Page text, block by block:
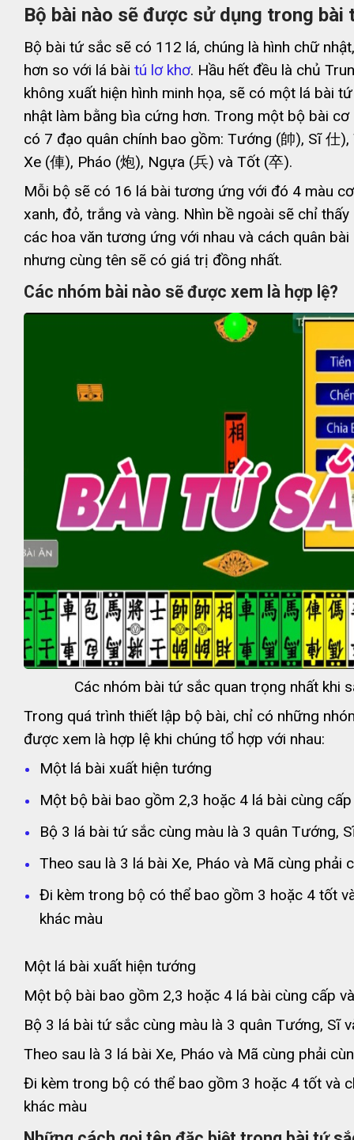
Bộ bài nào sẽ được sử dụng trong bài
Bộ bài tứ sắc sẽ có 112 lá, chúng là hình chữ
hơn so với lá bài tú lơ khơ. Hầu hết đều là chủ
không xuất hiện hình minh họa, sẽ có một lá bài
nhật làm bằng bìa cứng hơn. Trong một bộ bài cơ
có 7 đạo quân chính bao gồm: Tướng (帥), Sĩ 仕
Xe (俥), Pháo (炮), Ngựa (兵) và Tốt (卒).
Mỗi bộ sẽ có 16 lá bài tương ứng với đó 4 màu
xanh, đỏ, trắng và vàng. Nhìn bề ngoài sẽ chỉ
các hoa văn tương ứng với nhau và cách quân bài
nhưng cùng tên sẽ có giá trị đồng nhất.
Các nhóm bài nào sẽ được xem là hợp lệ?
Các nhóm bài tứ sắc quan trọng nhất khi
Trong quá trình thiết lập bộ bài, chỉ có những
được xem là hợp lệ khi chúng tổ hợp với nhau:
Một lá bài xuất hiện tướng
Một bộ bài bao gồm 2,3 hoặc 4 lá bài cùng
Bộ 3 lá bài tứ sắc cùng màu là 3 quân Tướng,
Theo sau là 3 lá bài Xe, Pháo và Mã cùng phải
Đi kèm trong bộ có thể bao gồm 3 hoặc 4 tốt
khác màu
Một lá bài xuất hiện tướng
Một bộ bài bao gồm 2,3 hoặc 4 lá bài cùng cấp
Bộ 3 lá bài tứ sắc cùng màu là 3 quân Tướng, Sĩ
Theo sau là 3 lá bài Xe, Pháo và Mã cùng phải
Đi kèm trong bộ có thể bao gồm 3 hoặc 4 tốt và
khác màu